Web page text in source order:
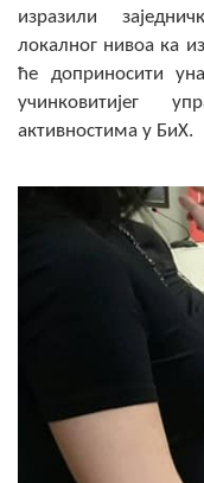
Туризам
изразили
локалног нивоа ка
ће доприносити
учинковитијег
активностима у БиХ.